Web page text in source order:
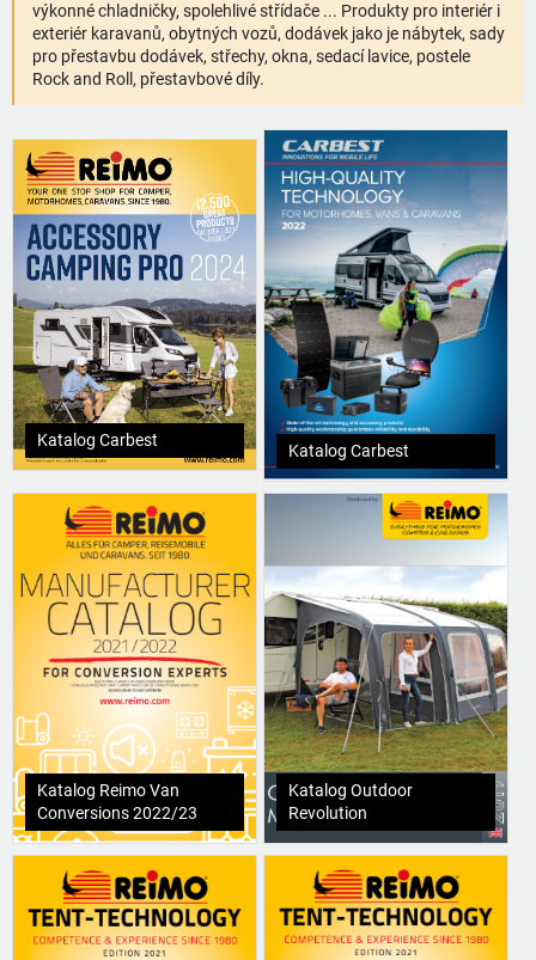
výkonné chladničky, spolehlivé střídače ... Produkty pro interiér i
exteriér karavanů, obytných vozů, dodávek jako je nábytek, sady
pro přestavbu dodávek, střechy, okna, sedací lavice, postele
Rock and Roll, přestavbové díly.
Katalog Carbest
Katalog Carbest
Katalog Reimo Van
Conversions 2022/23
Katalog Outdoor
Revolution